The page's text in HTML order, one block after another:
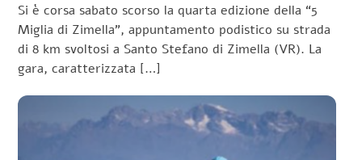
Si è corsa sabato scorso la quarta edizione della “5
Miglia di Zimella”, appuntamento podistico su strada
di 8 km svoltosi a Santo Stefano di Zimella (VR). La
gara, caratterizzata […]